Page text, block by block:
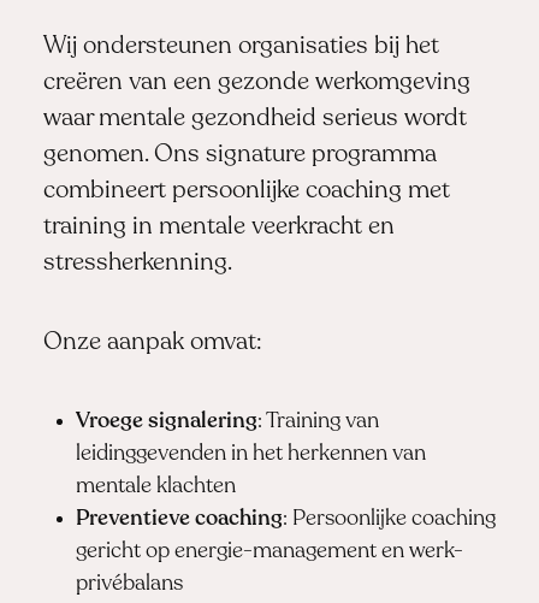
Wij ondersteunen organisaties bij het
creëren van een gezonde werkomgeving
waar mentale gezondheid serieus wordt
genomen. Ons signature programma
combineert persoonlijke coaching met
training in mentale veerkracht en
stressherkenning.
Onze aanpak omvat:
Vroege signalering: Training van
leidinggevenden in het herkennen van
mentale klachten
Preventieve coaching: Persoonlijke coaching
gericht op energie-management en werk-
privébalans